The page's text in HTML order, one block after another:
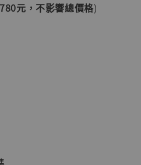
元，不影響總價格)